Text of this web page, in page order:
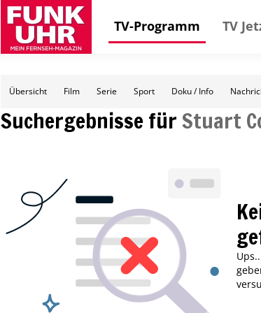
TV-Programm TV
Übersicht Film Serie Sport Doku / Info
Suchergebnisse fürStuart